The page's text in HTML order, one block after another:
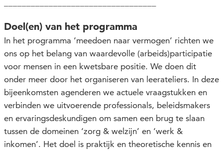
Doel(en) van het programma
In het programma ‘meedoen naar vermogen’ richten we
ons op het belang van waardevolle (arbeids)participatie
voor mensen in een kwetsbare positie. We doen dit
onder meer door het organiseren van leerateliers. In deze
bijeenkomsten agenderen we actuele vraagstukken en
verbinden we uitvoerende professionals, beleidsmakers
en ervaringsdeskundigen om samen een brug te slaan
tussen de domeinen ‘zorg & welzijn’ en ‘werk &
inkomen’. Het doel is praktijk en theoretische kennis en